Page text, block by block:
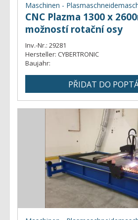
Maschinen -
CNC Plazma 1300 x
možností rotační osy
Inv.-Nr.: 29281
Hersteller: CYBERTRONIC
Baujahr: